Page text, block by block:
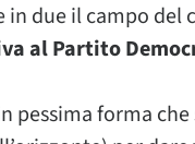
in due il campo
al Partito
pessima forma